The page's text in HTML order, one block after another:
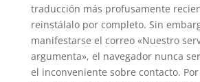
traducción más profusamente
reinstálalo por completo. Sin
manifestarse el correo «Nuestro
argumenta», el navegador nunca
el inconveniente sobre contacto.